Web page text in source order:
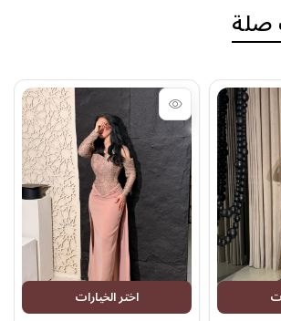
صلة
اختر الخيارات